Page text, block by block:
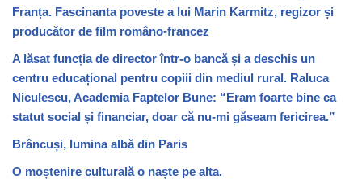
Franța. Fascinanta poveste a lui Marin Karmitz, regizor și
producător de film româno-francez
A lăsat funcția de director într-o bancă și a deschis un
centru educațional pentru copiii din mediul rural. Raluca
Niculescu, Academia Faptelor Bune: “Eram foarte bine ca
statut social și financiar, doar că nu-mi găseam fericirea.”
Brâncuși, lumina albă din Paris
O moștenire culturală o naște pe alta.